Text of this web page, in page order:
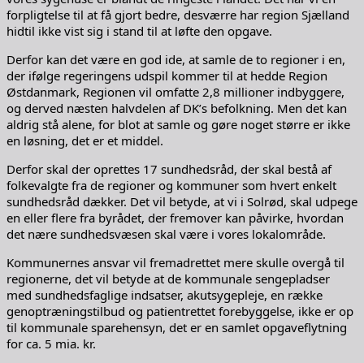
forpligtelse til at få gjort bedre, desværre har region Sjælland
hidtil ikke vist sig i stand til at løfte den opgave.
Derfor kan det være en god ide, at samle de to regioner i en,
der ifølge regeringens udspil kommer til at hedde Region
Østdanmark, Regionen vil omfatte 2,8 millioner indbyggere,
og derved næsten halvdelen af DK’s befolkning. Men det kan
aldrig stå alene, for blot at samle og gøre noget større er ikke
en løsning, det er et middel.
Derfor skal der oprettes 17 sundhedsråd, der skal bestå af
folkevalgte fra de regioner og kommuner som hvert enkelt
sundhedsråd dækker. Det vil betyde, at vi i Solrød, skal udpege
en eller flere fra byrådet, der fremover kan påvirke, hvordan
det nære sundhedsvæsen skal være i vores lokalområde.
Kommunernes ansvar vil fremadrettet mere skulle overgå til
regionerne, det vil betyde at de kommunale sengepladser
med sundhedsfaglige indsatser, akutsygepleje, en række
genoptræningstilbud og patientrettet forebyggelse, ikke er op
til kommunale sparehensyn, det er en samlet opgaveflytning
for ca. 5 mia. kr.